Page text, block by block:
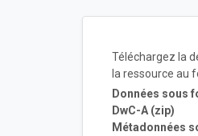
Téléchargez la
la ressource au
Données sous
DwC-A (zip)
Métadonnées